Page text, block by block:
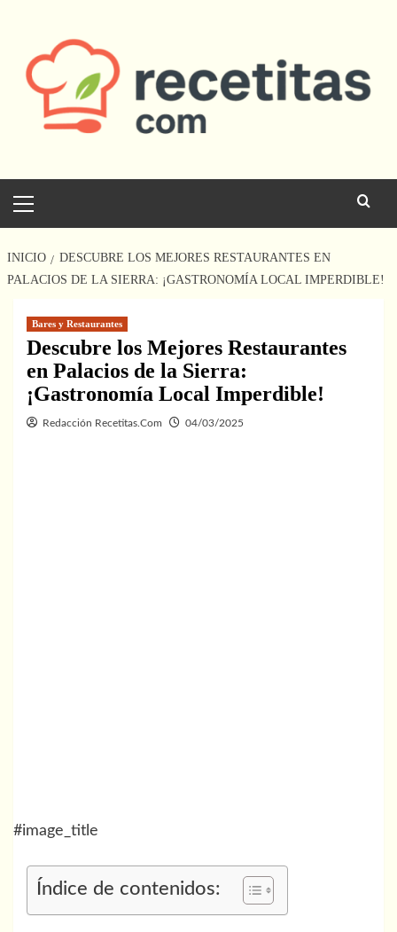
contenido
principal
INICIO
DESCUBRE LOS MEJORES RESTAURANTES EN
PALACIOS DE LA SIERRA: ¡GASTRONOMÍA LOCAL IMPERDIBLE!
Bares y Restaurantes
Descubre los Mejores Restaurantes
en Palacios de la Sierra:
¡Gastronomía Local Imperdible!
Redacción Recetitas.Com 04/03/2025
#image_title
Índice de contenidos: